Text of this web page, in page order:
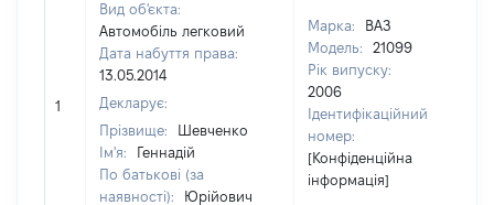
1
Вид об'єкта:
Автомобіль легковий
Дата набуття права:
13.05.2014
Декларує:
Прізвище:
Шевченко
Ім'я:
Геннадій
По батькові (за
наявності):
Юрійович
Марка:
ВАЗ
Модель:
21099
Рік випуску:
2006
Ідентифікаційний
номер:
[Конфіденційна
інформація]